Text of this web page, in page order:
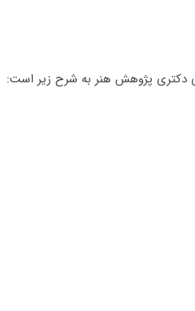
دکتری ﭘﮋوﻫﺶ ﻫﻨﺮ به شرح زیر است: